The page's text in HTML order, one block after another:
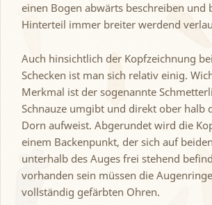
einen Bogen abwärts beschreiben und
Hinterteil immer breiter werdend
Auch hinsichtlich der Kopfzeichnung
Schecken ist man sich relativ einig.
Merkmal ist der sogenannte
Schnauze umgibt und direkt ober halb
Dorn aufweist. Abgerundet wird die
einem Backenpunkt, der sich auf
unterhalb des Auges frei stehend
vorhanden sein müssen die
vollständig gefärbten Ohren.